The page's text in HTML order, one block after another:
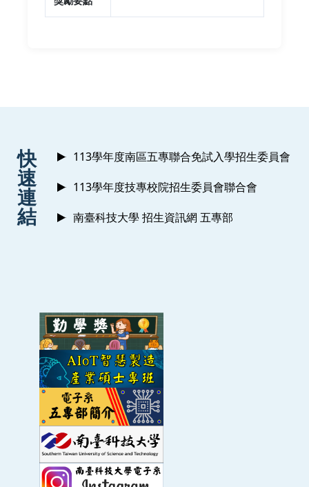
快
速
連
結
113學年度南區五專聯合免試入學招生委員會
113學年度技專校院招生委員會聯合會
南臺科技大學 招生資訊網 五專部